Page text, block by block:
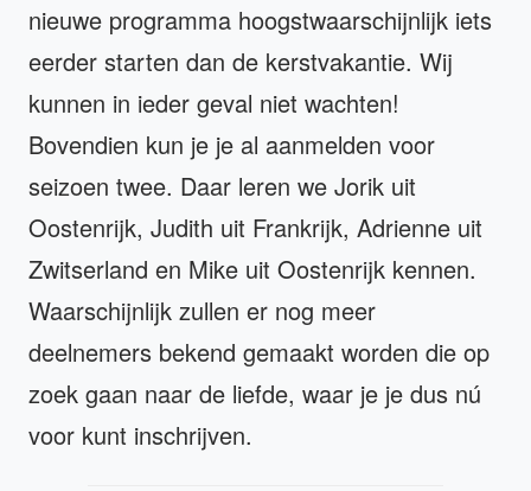
nieuwe programma hoogstwaarschijnlijk iets
eerder starten dan de kerstvakantie. Wij
kunnen in ieder geval niet wachten!
Bovendien kun je je al aanmelden voor
seizoen twee. Daar leren we Jorik uit
Oostenrijk, Judith uit Frankrijk, Adrienne uit
Zwitserland en Mike uit Oostenrijk kennen.
Waarschijnlijk zullen er nog meer
deelnemers bekend gemaakt worden die op
zoek gaan naar de liefde, waar je je dus nú
voor kunt inschrijven.